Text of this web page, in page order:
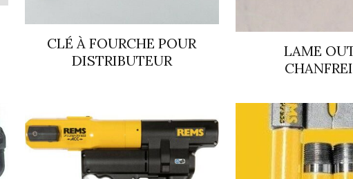
CLÉ À FOURCHE POUR
DISTRIBUTEUR
LAME